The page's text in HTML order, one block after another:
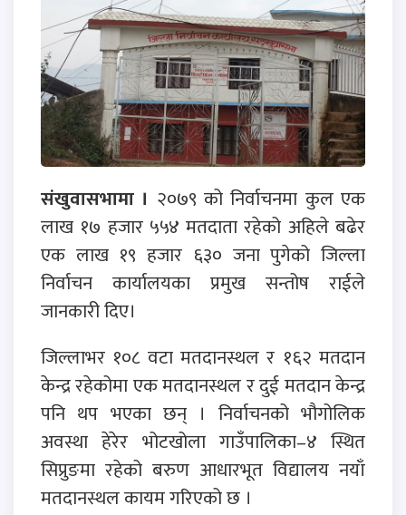
संखुवासभामा । २०७९ को निर्वाचनमा कुल एक
लाख १७ हजार ५५४ मतदाता रहेको अहिले बढेर
एक लाख १९ हजार ६३० जना पुगेको जिल्ला
निर्वाचन कार्यालयका प्रमुख सन्तोष राईले
जानकारी दिए।
जिल्लाभर १०८ वटा मतदानस्थल र १६२ मतदान
केन्द्र रहेकोमा एक मतदानस्थल र दुई मतदान केन्द्र
पनि थप भएका छन् । निर्वाचनको भौगोलिक
अवस्था हेरेर भोटखोला गाउँपालिका–४ स्थित
सिप्रुङमा रहेको बरुण आधारभूत विद्यालय नयाँ
मतदानस्थल कायम गरिएको छ ।